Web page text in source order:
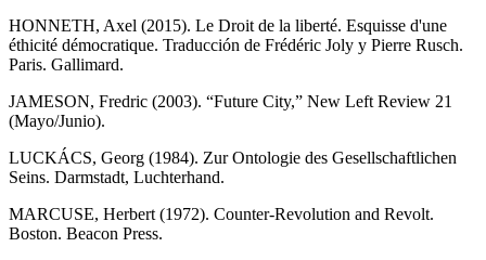
HONNETH, Axel (2015). Le Droit de la liberté. Esquisse d'une
éthicité démocratique. Traducción de Frédéric Joly y Pierre Rusch.
Paris. Gallimard.
JAMESON, Fredric (2003). “Future City,” New Left Review 21
(Mayo/Junio).
LUCKÁCS, Georg (1984). Zur Ontologie des Gesellschaftlichen
Seins. Darmstadt, Luchterhand.
MARCUSE, Herbert (1972). Counter-Revolution and Revolt.
Boston. Beacon Press.